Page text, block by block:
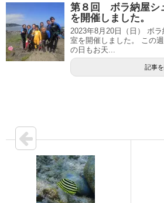
第８回 ボラ納屋シ
を開催しました。
2023年8月20日（日） ボ
室を開催しました。 この
の日もお天...
記事